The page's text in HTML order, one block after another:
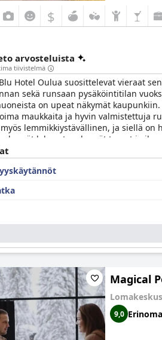
$
arvosteluista
tiivistelmä
Hotel Oulua suosittelevat vieraat
sekä runsaan pysäköintitilan
on upeat näkymät
maukkaita ja hyvin valmistettuja
lemmikkiystävällinen, ja siellä
pehmeät lakanat, pehmeät tyynyt ja
ja mukavaa majoitusta
Magical
Lomakeskus
9,0